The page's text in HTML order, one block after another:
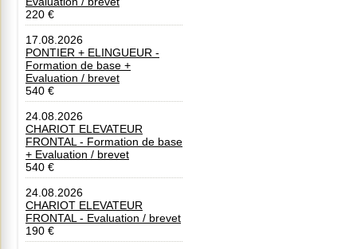
220 €
17.08.2026
PONTIER + ELINGUEUR -
Formation de base +
Evaluation / brevet
540 €
24.08.2026
CHARIOT ELEVATEUR
FRONTAL - Formation de base
+ Evaluation / brevet
540 €
24.08.2026
CHARIOT ELEVATEUR
FRONTAL - Evaluation / brevet
190 €